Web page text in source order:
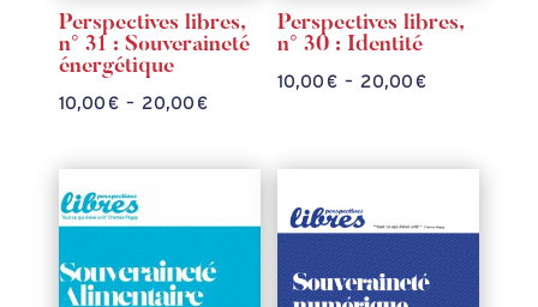
Perspectives libres,
n° 31 : Souveraineté
énergétique
10,00€ – 20,00€Plage
prix :
à
20,00 €
Perspectives libres,
n° 30 : Identité
10,00 € – 20,00 €Plage
10,00 €
20,00 €